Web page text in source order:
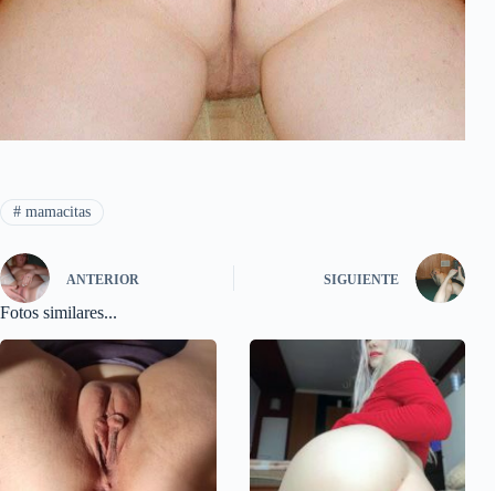
#mamacitas
ANTERIOR SIGUIENTE
Fotos similares...